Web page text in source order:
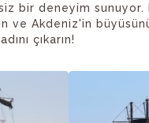
bir deneyim sunuyor.
ve Akdeniz'in
çıkarın!